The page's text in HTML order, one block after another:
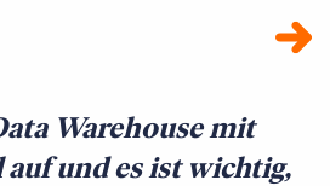
Warehouse mit
und es ist wichtig,